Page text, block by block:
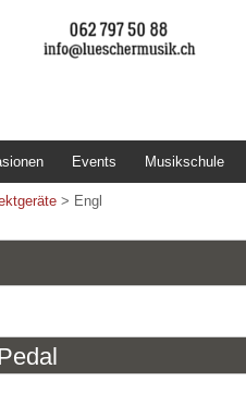
Events Musikschule
> Engl